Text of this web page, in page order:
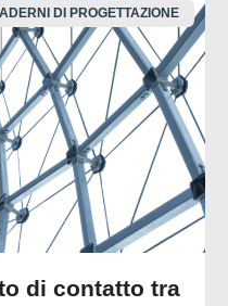
DI PROGETTAZIONE
di contatto tra